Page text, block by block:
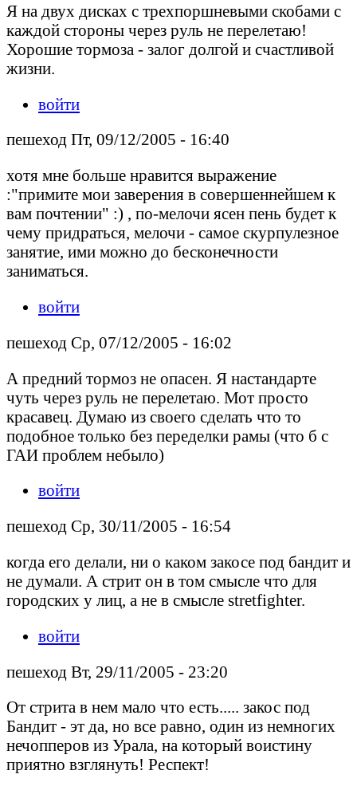
Я на двух дисках с трехпоршневыми скобами с
каждой стороны через руль не перелетаю!
Хорошие тормоза - залог долгой и счастливой
жизни.
войти
пешеход Пт, 09/12/2005 - 16:40
хотя мне больше нравится выражение
:"примите мои заверения в совершеннейшем к
вам почтении" :) , по-мелочи ясен пень будет к
чему придраться, мелочи - самое скурпулезное
занятие, ими можно до бесконечности
заниматься.
войти
пешеход Ср, 07/12/2005 - 16:02
А предний тормоз не опасен. Я настандарте
чуть через руль не перелетаю. Мот просто
красавец. Думаю из своего сделать что то
подобное только без переделки рамы (что б с
ГАИ проблем небыло)
войти
пешеход Ср, 30/11/2005 - 16:54
когда его делали, ни о каком закосе под бандит и
не думали. А стрит он в том смысле что для
городских у лиц, а не в смысле stretfighter.
войти
пешеход Вт, 29/11/2005 - 23:20
От стрита в нем мало что есть..... закос под
Бандит - эт да, но все равно, один из немногих
нечопперов из Урала, на который воистину
приятно взглянуть! Респект!